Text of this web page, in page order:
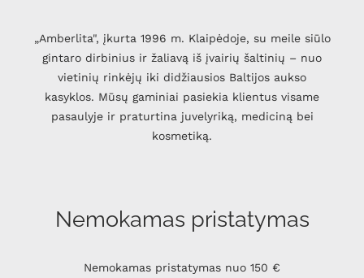
„Amberlita", įkurta 1996 m. Klaipėdoje, su meile siūlo
gintaro dirbinius ir žaliavą iš įvairių šaltinių – nuo
vietinių rinkėjų iki didžiausios Baltijos aukso
kasyklos. Mūsų gaminiai pasiekia klientus visame
pasaulyje ir praturtina juvelyriką, mediciną bei
kosmetiką.
Nemokamas pristatymas
Nemokamas pristatymas nuo 150 €